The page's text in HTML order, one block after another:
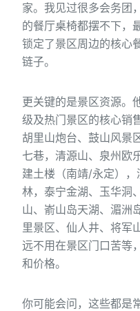
家。我见过很多会务团
的餐厅桌椅都摆不下，
锁定了景区周边的核心
链子。
更关键的是景区资源。
级及热门景区的核心销
胡里山炮台、鼓山风景
七巷，清源山、泉州欧
建土楼（南靖/永定）
林，泰宁金湖、玉华洞
山、嵛山岛天湖、湄洲
里景区、仙人井、将军
远不用在景区门口苦等
和价格。
你可能会问，这些都是